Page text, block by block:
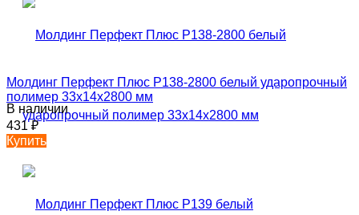
Молдинг Перфект Плюс P138-2800 белый ударопрочный
полимер 33х14х2800 мм
В наличии
431₽
Купить